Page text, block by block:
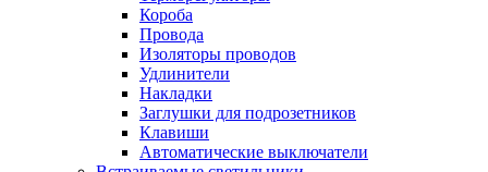
Короба
Провода
Изоляторы проводов
Удлинители
Накладки
Заглушки для подрозетников
Клавиши
Автоматические выключатели